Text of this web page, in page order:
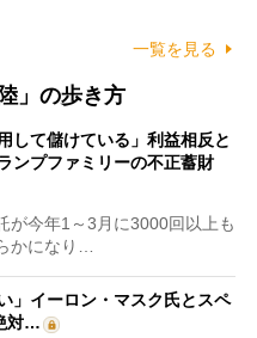
一覧を見る
」の歩き方
して儲けている」利益相反と
ンプファミリーの不正蓄財
今年1～3月に3000回以上も
かになり…
」イーロン・マスク氏とスペ
対…